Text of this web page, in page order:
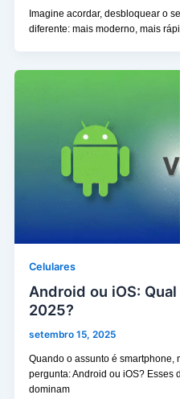
Imagine acordar, desbloquear o
diferente: mais moderno, mais
Celulares
Android ou iOS:
2025?
setembro 15, 2025
Quando o assunto é smartphone,
pergunta: Android ou iOS? Esses
dominam